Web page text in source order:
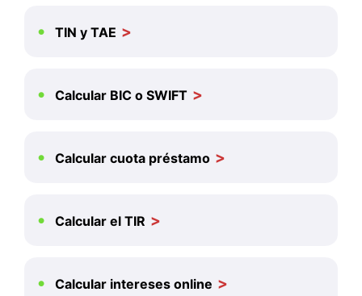
TIN y TAE
Calcular BIC o SWIFT
Calcular cuota préstamo
Calcular el TIR
Calcular intereses online